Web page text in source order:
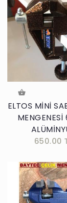
ELTOS MİNİ
650.00